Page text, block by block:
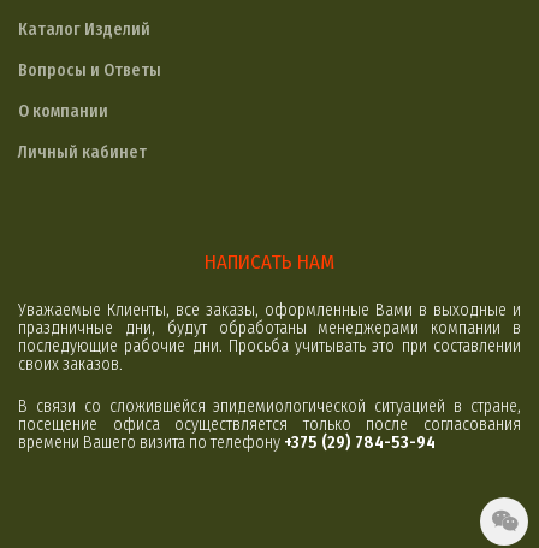
Каталог Изделий
Вопросы и Ответы
О компании
Личный кабинет
НАПИСАТЬ НАМ
Уважаемые Клиенты, все заказы, оформленные Вами в выходные и
праздничные дни, будут обработаны менеджерами компании в
последующие рабочие дни. Просьба учитывать это при составлении
своих заказов.
В связи со сложившейся эпидемиологической ситуацией в стране,
посещение офиса осуществляется только после согласования
времени Вашего визита по телефону +375 (29) 784-53-94